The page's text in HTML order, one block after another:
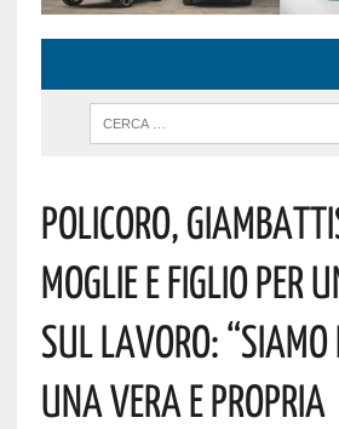
Policoro,
Moglie E Figlio Per
Sul Lavoro:
Una Vera E Propria